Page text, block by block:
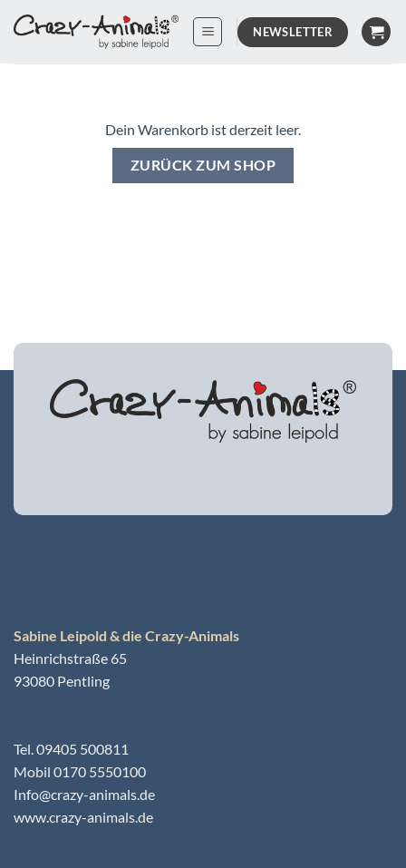
Zum
Inhalt
NEWSLETTER
Dein Warenkorb ist derzeit leer.
ZURÜCK ZUM SHOP
Sabine Leipold & die Crazy-Animals
Heinrichstraße 65
93080 Pentling
Tel. 09405 500811
Mobil 0170 5550100
Info@crazy-animals.de
www.crazy-animals.de